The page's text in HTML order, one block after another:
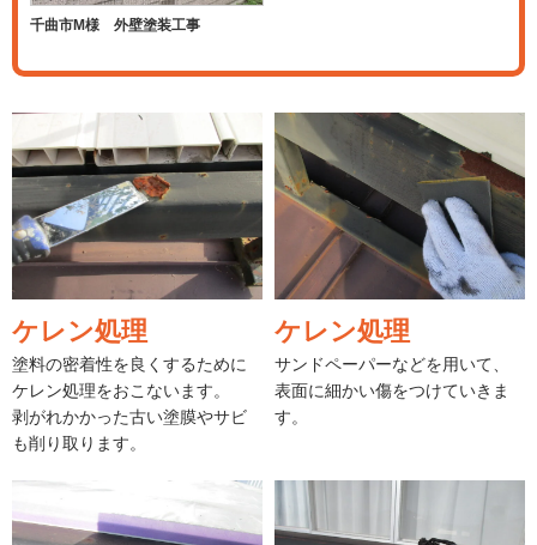
千曲市M様 外壁塗装工事
ケレン処理
塗料の密着性を良くするために
ケレン処理をおこないます。
剥がれかかった古い塗膜やサビ
も削り取ります。
ケレン処理
サンドペーパーなどを用いて、
表面に細かい傷をつけていきま
す。